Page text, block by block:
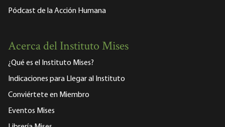
Pódcast de la Acción Humana
Acerca del Instituto Mises
¿Qué es el Instituto Mises?
Indicaciones para Llegar al Instituto
Conviértete en Miembro
Eventos Mises